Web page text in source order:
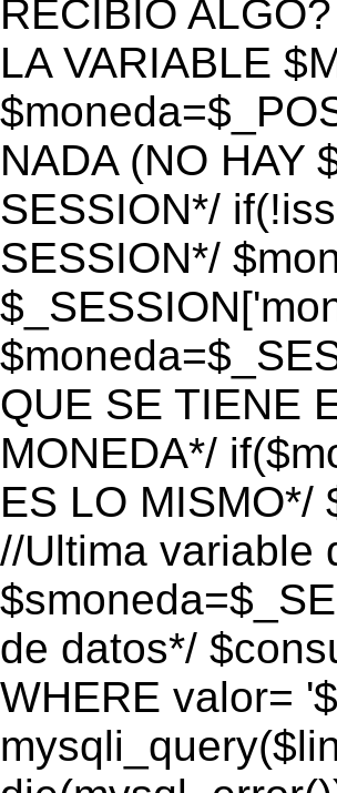
RECIBIO
LA VARIABLE
NADA (NO HAY
SESSION*/
SESSION*/
QUE SE TIENE
MONEDA*/
ES LO MISMO*/
//Ultima variable
de datos*/
WHERE valor=